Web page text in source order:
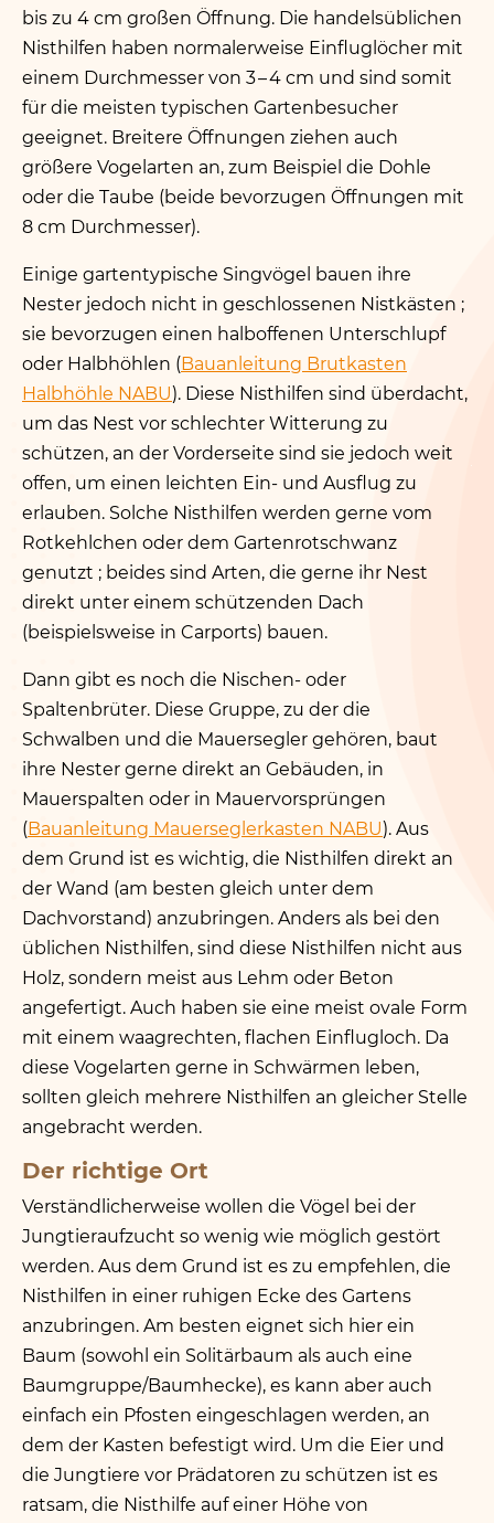
bis zu 4 cm großen Öffnung. Die handelsüblichen
Nisthilfen haben normalerweise Einfluglöcher mit
einem Durchmesser von 3 – 4 cm und sind somit
für die meisten typischen Gartenbesucher
geeignet. Breitere Öffnungen ziehen auch
größere Vogelarten an, zum Beispiel die Dohle
oder die Taube (beide bevorzugen Öffnungen mit
8 cm Durchmesser).
Einige gartentypische Singvögel bauen ihre
Nester jedoch nicht in geschlossenen Nistkästen ;
sie bevorzugen einen halboffenen Unterschlupf
oder Halbhöhlen (Bauanleitung Brutkasten
Halbhöhle NABU). Diese Nisthilfen sind überdacht,
um das Nest vor schlechter Witterung zu
schützen, an der Vorderseite sind sie jedoch weit
offen, um einen leichten Ein- und Ausflug zu
erlauben. Solche Nisthilfen werden gerne vom
Rotkehlchen oder dem Gartenrotschwanz
genutzt ; beides sind Arten, die gerne ihr Nest
direkt unter einem schützenden Dach
(beispielsweise in Carports) bauen.
Dann gibt es noch die Nischen- oder
Spaltenbrüter. Diese Gruppe, zu der die
Schwalben und die Mauersegler gehören, baut
ihre Nester gerne direkt an Gebäuden, in
Mauerspalten oder in Mauervorsprüngen
(Bauanleitung Mauerseglerkasten NABU). Aus
dem Grund ist es wichtig, die Nisthilfen direkt an
der Wand (am besten gleich unter dem
Dachvorstand) anzubringen. Anders als bei den
üblichen Nisthilfen, sind diese Nisthilfen nicht aus
Holz, sondern meist aus Lehm oder Beton
angefertigt. Auch haben sie eine meist ovale Form
mit einem waagrechten, flachen Einflugloch. Da
diese Vogelarten gerne in Schwärmen leben,
sollten gleich mehrere Nisthilfen an gleicher Stelle
angebracht werden.
Der richtige Ort
Verständlicherweise wollen die Vögel bei der
Jungtieraufzucht so wenig wie möglich gestört
werden. Aus dem Grund ist es zu empfehlen, die
Nisthilfen in einer ruhigen Ecke des Gartens
anzubringen. Am besten eignet sich hier ein
Baum (sowohl ein Solitärbaum als auch eine
Baumgruppe/​Baumhecke), es kann aber auch
einfach ein Pfosten eingeschlagen werden, an
dem der Kasten befestigt wird. Um die Eier und
die Jungtiere vor Prädatoren zu schützen ist es
ratsam, die Nisthilfe auf einer Höhe von